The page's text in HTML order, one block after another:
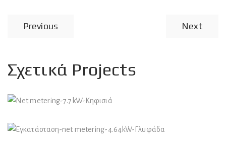
Previous Next
Σχετικά Projects